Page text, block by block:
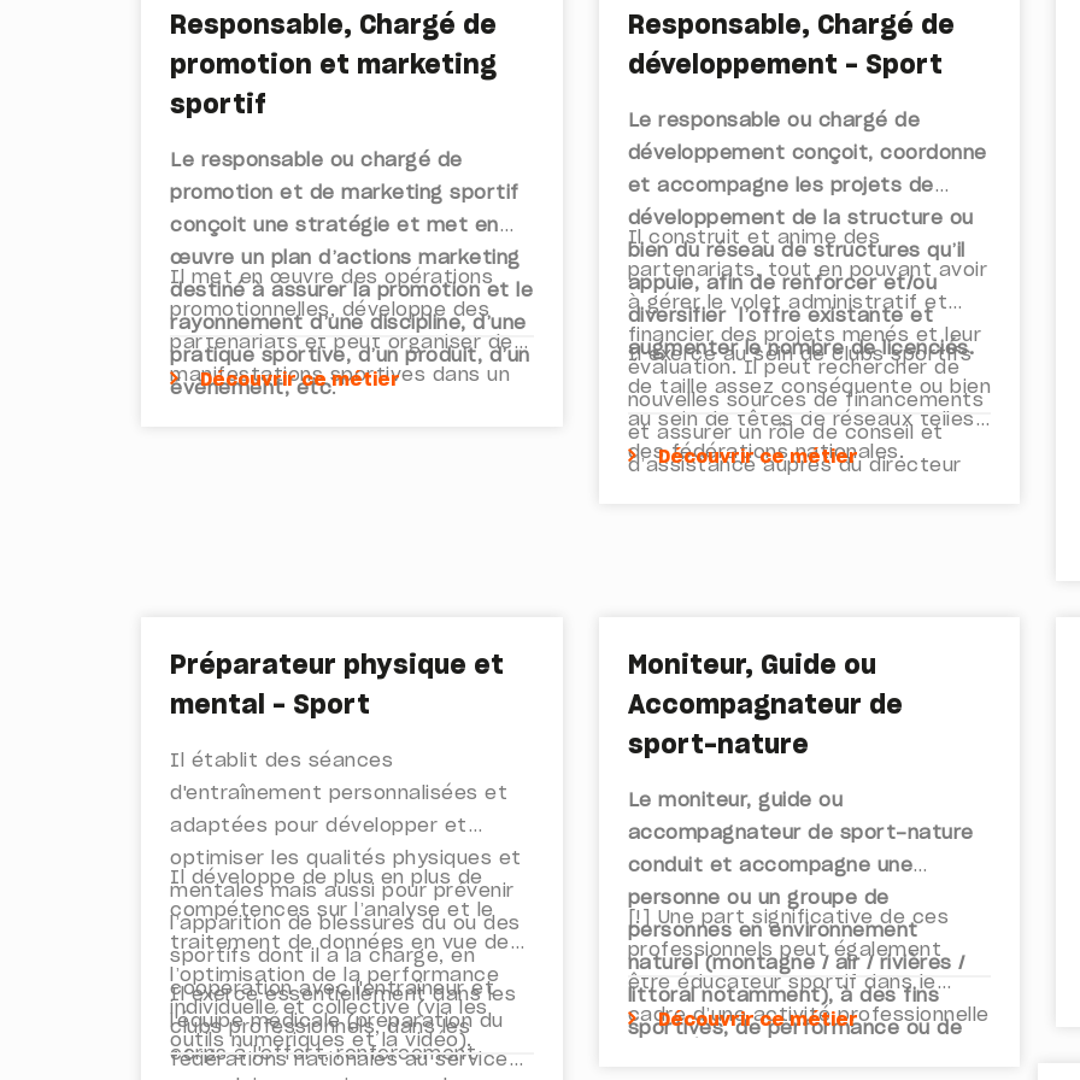
Responsable, Chargé de
promotion et marketing
sportif
Le responsable ou chargé de
promotion et de marketing sportif
conçoit une stratégie et met en
œuvre un plan d’actions marketing
destiné à assurer la promotion et le
rayonnement d’une discipline, d’une
pratique sportive, d’un produit, d’un
évènement, etc.
Il met en œuvre des opérations
promotionnelles, développe des
partenariats et peut organiser des
manifestations sportives dans un
Découvrir ce métier
Responsable, Chargé de
développement - Sport
Le responsable ou chargé de
développement conçoit, coordonne
et accompagne les projets de
développement de la structure ou
bien du réseau de structures qu’il
appuie, afin de renforcer et/ou
diversifier l’offre existante et
augmenter le nombre de licenciés.
Il construit et anime des
partenariats, tout en pouvant avoir
à gérer le volet administratif et
financier des projets menés et leur
évaluation. Il peut rechercher de
nouvelles sources de financements
et assurer un rôle de conseil et
d’assistance auprès du directeur
Il exerce au sein de clubs sportifs
de taille assez conséquente ou bien
au sein de têtes de réseaux telles
des fédérations nationales.
Découvrir ce métier
Préparateur physique et
mental - Sport
Il établit des séances
d'entraînement personnalisées et
adaptées pour développer et
optimiser les qualités physiques et
mentales mais aussi pour prévenir
l’apparition de blessures du ou des
sportifs dont il a la charge, en
coopération avec l'entraîneur et
l'équipe médicale (préparation du
corps à l'effort, renforcement
Il développe de plus en plus de
compétences sur l’analyse et le
traitement de données en vue de
l’optimisation de la performance
individuelle et collective (via les
outils numériques et la vidéo).
Il exerce essentiellement dans les
clubs professionnels, dans les
fédérations nationales au service
Moniteur, Guide ou
Accompagnateur de
sport-nature
Le moniteur, guide ou
accompagnateur de sport-nature
conduit et accompagne une
personne ou un groupe de
personnes en environnement
naturel (montagne / air / rivières /
littoral notamment), à des fins
sportives, de performance ou de
[!] Une part significative de ces
professionnels peut également
être éducateur sportif dans le
cadre d’une activité professionnelle
Découvrir ce métier